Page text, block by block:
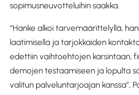
sopimusneuvotteluihin saakka.
“Hanke alkoi tarvemäärittelyllä,
laatimisella ja tarjokkaiden
edettiin vaihtoehtojen karsintaan,
demojen testaamiseen ja lopulta
valitun palveluntarjoajan kanssa”,